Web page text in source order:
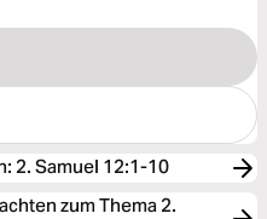
: 2. Samuel 12:1-10
zum Thema 2.